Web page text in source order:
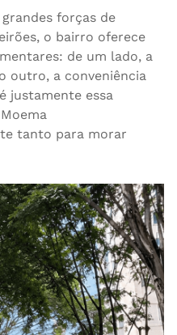
forças de
o bairro oferece
de um lado, a
outro, a conveniência
justamente essa
tanto para morar